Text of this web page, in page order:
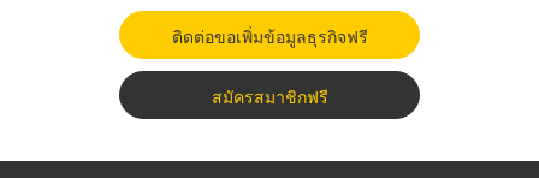
ติดต่อขอเพิ่มข้อมูลธุรกิจฟรี
สมัครสมาชิกฟรี